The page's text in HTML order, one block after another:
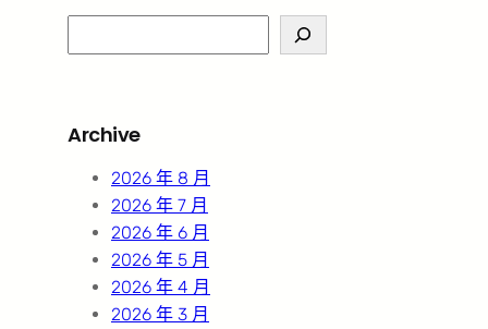
e
c
Archive
2026 年 8 月
2026 年 7 月
2026 年 6 月
2026 年 5 月
2026 年 4 月
2026 年 3 月